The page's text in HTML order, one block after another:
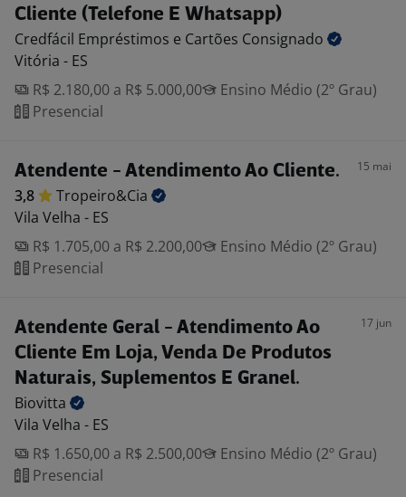
Cliente (Telefone E Whatsapp)
Credfácil Empréstimos e Cartões Consignado
Vitória - ES
R$ 2.180,00 a R$ 5.000,00
Ensino Médio (2º Grau)
Presencial
Atendente - Atendimento Ao Cliente. 15 mai
3,8
Tropeiro&Cia
Vila Velha - ES
R$ 1.705,00 a R$ 2.200,00
Ensino Médio (2º Grau)
Presencial
Atendente Geral - Atendimento Ao
Cliente Em Loja, Venda De Produtos
Naturais, Suplementos E Granel.
17 jun
Biovitta
Vila Velha - ES
R$ 1.650,00 a R$ 2.500,00
Ensino Médio (2º Grau)
Presencial